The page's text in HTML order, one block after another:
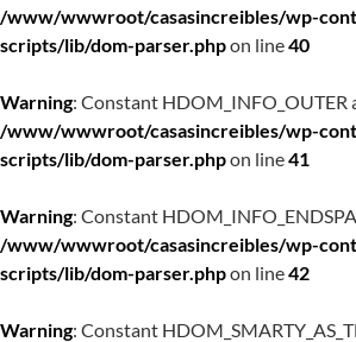
/www/wwwroot/casasincreibles/wp-
scripts/lib/dom-parser.phpon line40
Warning: Constant HDOM_INFO_OUTER
/www/wwwroot/casasincreibles/wp-
scripts/lib/dom-parser.phpon line41
Warning: Constant
/www/wwwroot/casasincreibles/wp-
scripts/lib/dom-parser.phpon line42
Warning: Constant